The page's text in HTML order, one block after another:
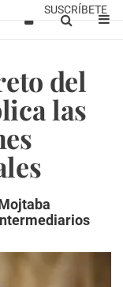
SUSCRÍBETE
del
las